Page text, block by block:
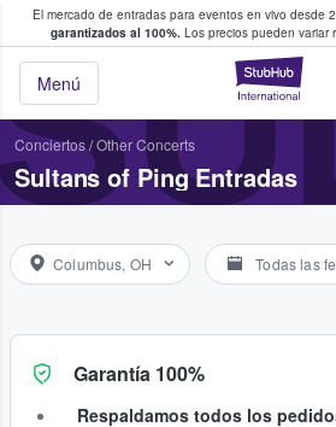
El mercado de entradas para eventos en vivo desde
garantizados al 100%. Los precios pueden variar
Menú
y venta de entradas
Conciertos/Other Concerts
Sultans of Ping Entradas
Columbus, OH Todas las
Garantía 100%
Respaldamos todos los